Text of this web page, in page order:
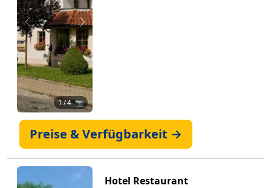
Zurück Weiter
1/ 4 📷
Preise & Verfügbarkeit →
Hotel Restaurant